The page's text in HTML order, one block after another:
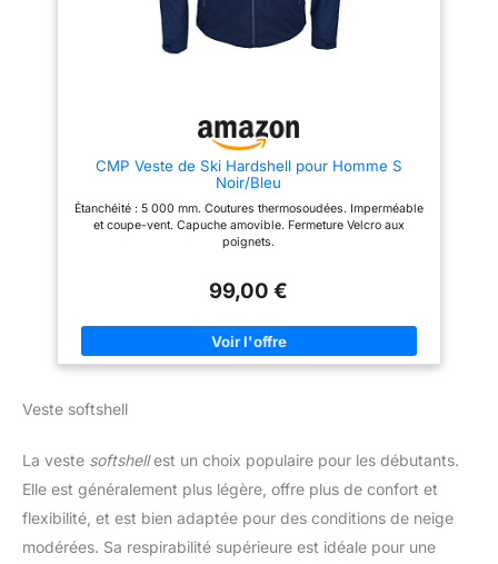
multiples pour répondre à tous
les besoins en matière
d'activités de plein air. Deux
l'escalade, le camping, la
travail, le ski, la neige, etc.
CMP Veste de Ski Hardshell pour Homme S
Noir/Bleu
Étanchéité : 5 000 mm. Coutures thermosoudées. Imperméable
et coupe-vent. Capuche amovible. Fermeture Velcro aux
poignets.
99,00 €
Veste softshell
La veste softshellest un choix populaire pour les débutants.
Elle est généralement plus légère, offre plus de confort et
flexibilité, et est bien adaptée pour des conditions de neige
modérées. Sa respirabilité supérieure est idéale pour une